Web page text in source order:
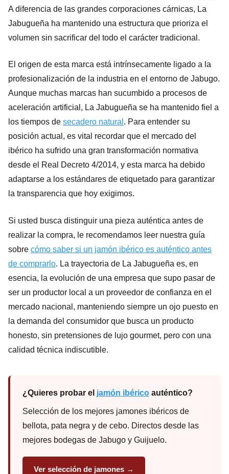
A diferencia de las grandes corporaciones cárnicas, La
Jabugueña ha mantenido una estructura que prioriza el
volumen sin sacrificar del todo el carácter tradicional.
El origen de esta marca está intrínsecamente ligado a la
profesionalización de la industria en el entorno de Jabugo.
Aunque muchas marcas han sucumbido a procesos de
aceleración artificial, La Jabugueña se ha mantenido fiel a
los tiempos de secadero natural . Para entender su
posición actual, es vital recordar que el mercado del
ibérico ha sufrido una gran transformación normativa
desde el Real Decreto 4/2014, y esta marca ha debido
adaptarse a los estándares de etiquetado para garantizar
la transparencia que hoy exigimos.
Si usted busca distinguir una pieza auténtica antes de
realizar la compra, le recomendamos leer nuestra guía
sobre cómo saber si un jamón ibérico es auténtico antes
de comprarlo. La trayectoria de La Jabugueña es, en
esencia, la evolución de una empresa que supo pasar de
ser un productor local a un proveedor de confianza en el
mercado nacional, manteniendo siempre un ojo puesto en
la demanda del consumidor que busca un producto
honesto, sin pretensiones de lujo gourmet, pero con una
calidad técnica indiscutible.
¿Quieres probar el jamón ibérico auténtico?
Selección de los mejores jamones ibéricos de
bellota, pata negra y de cebo. Directos desde las
mejores bodegas de Jabugo y Guijuelo.
Ver selección de jamones →